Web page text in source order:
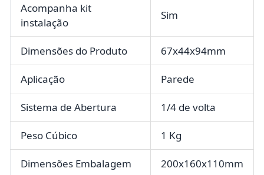
Acompanha kit
instalação
Sim
Dimensões do Produto 67x44x94mm
Aplicação Parede
Sistema de Abertura 1/4 de volta
Peso Cúbico 1 Kg
Dimensões Embalagem 200x160x110mm